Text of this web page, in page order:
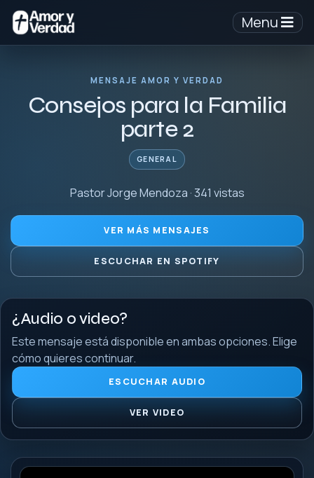
Menu
MENSAJE AMOR Y VERDAD
Consejos para la Familia
parte 2
GENERAL
Pastor Jorge Mendoza · 341 vistas
VER MÁS MENSAJES
ESCUCHAR EN SPOTIFY
¿Audio o video?
Este mensaje está disponible en ambas opciones. Elige
cómo quieres continuar.
ESCUCHAR AUDIO
VER VIDEO